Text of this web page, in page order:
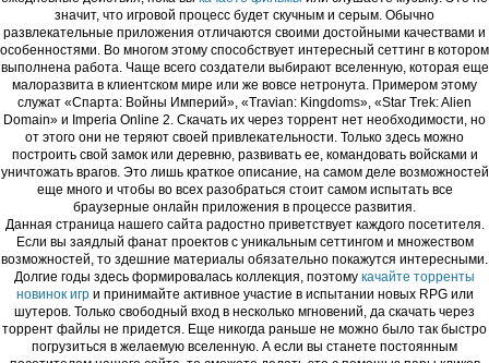
значит, что игровой процесс будет скучным и серым. Обычно
развлекательные приложения отличаются своими достойными качествами и
особенностями. Во многом этому способствует интересный сеттинг в котором
выполнена работа. Чаще всего создатели выбирают вселенную, которая еще
малоразвита в клиентском мире или же вовсе нетронута. Примером этому
служат «Спарта: Войны Империй», «Travian: Kingdoms», «Star Trek: Alien
Domain» и Imperia Online 2. Скачать их через торрент нет необходимости, но
от этого они не теряют своей привлекательности. Только здесь можно
построить свой замок или деревню, развивать ее, командовать войсками и
уничтожать врагов. Это лишь краткое описание, на самом деле возможностей
еще много и чтобы во всех разобраться стоит самом испытать все
браузерные онлайн приложения в процессе развития.
Данная страница нашего сайта радостно приветствует каждого посетителя.
Если вы заядлый фанат проектов с уникальным сеттингом и множеством
возможностей, то здешние материалы обязательно покажутся интересными.
Долгие годы здесь формировалась коллекция, поэтому качайте торренты
новинок игри принимайте активное участие в испытании новых RPG или
шутеров. Только свободный вход в несколько мгновений, да скачать через
торрент файлы не придется. Еще никогда раньше не можно было так быстро
погрузиться в желаемую вселенную. А если вы станете постоянным